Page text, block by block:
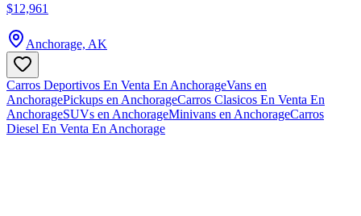
$12,961
Anchorage, AK
Carros Deportivos En Venta En AnchorageVans en
AnchoragePickups en AnchorageCarros Clasicos En Venta En
AnchorageSUVs en AnchorageMinivans en AnchorageCarros
Diesel En Venta En Anchorage